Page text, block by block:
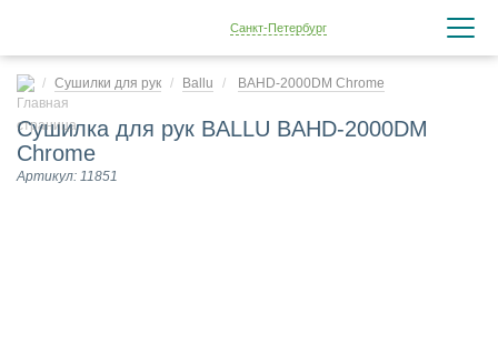
Санкт-Петербург
Сушилки для рук Ballu BAHD-2000DM Chrome
Сушилка для рук BALLU BAHD-2000DM
Chrome
Артикул: 11851